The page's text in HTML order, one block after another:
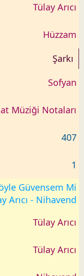
Tülay Arıcı
Hüzzam
Şarkı
Sofyan
Müziği Notaları
407
1
Güvensem Mi
Arıcı - Nihavend
Tülay Arıcı
Tülay Arıcı